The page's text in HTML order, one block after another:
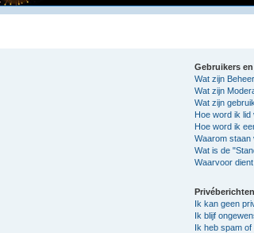
Gebruikers
Wat zijn
Wat zijn
Wat zijn
Hoe word ik
Hoe word ik
Waarom staan
Wat is de
Waarvoor
Privéberichten
Ik kan geen
Ik blijf
Ik heb spam of